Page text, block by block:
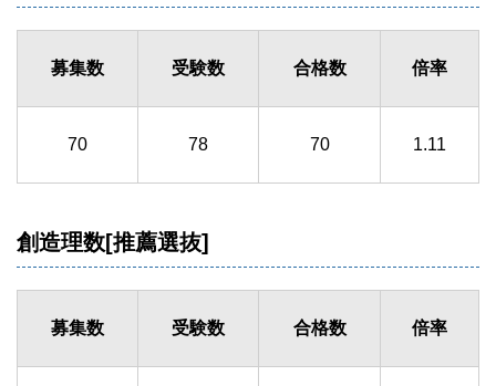
募集数 受験数 合格数 倍率
70 78 70 1.11
創造理数[推薦選抜]
募集数 受験数 合格数 倍率